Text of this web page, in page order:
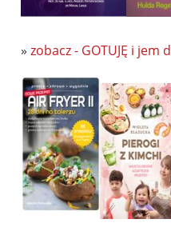
» zobacz - GOTUJĘ i jem